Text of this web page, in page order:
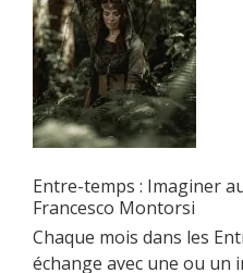
Entre-temps : Imaginer
Francesco Montorsi
Chaque mois dans les
échange avec une ou un